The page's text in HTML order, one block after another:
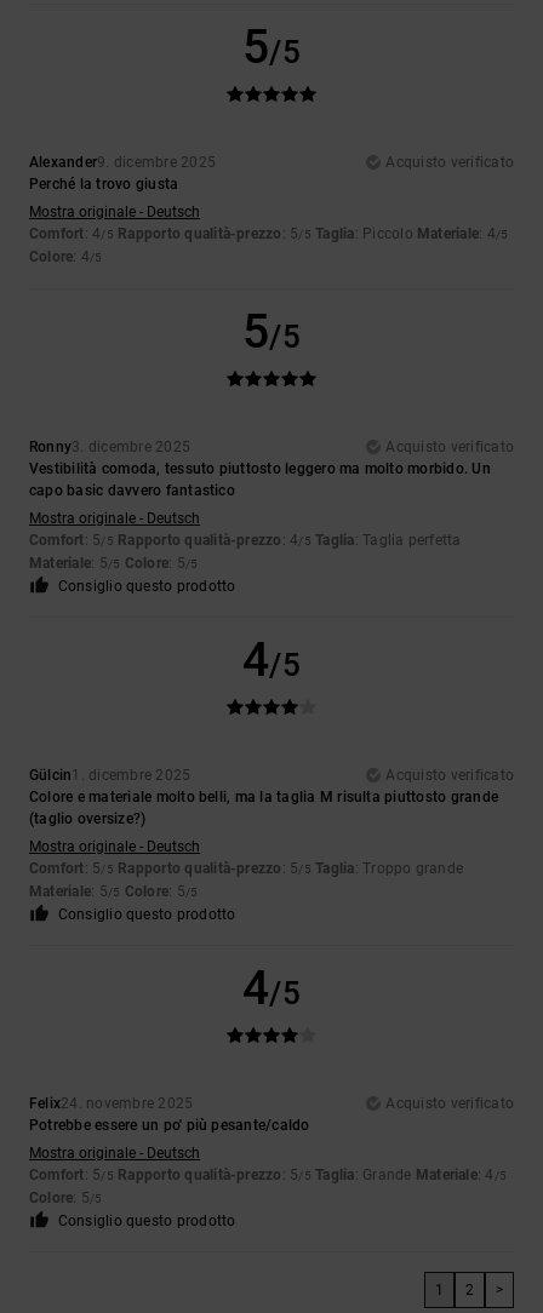
5/5
Alexander9. dicembre 2025
Acquisto verificato
Perché la trovo giusta
Mostra originale - Deutsch
Comfort: 4/5 Rapporto qualità-prezzo : 5/5 Taglia: Piccolo Materiale: 4/5
Colore: 4/5
5/5
Ronny3. dicembre 2025
Acquisto verificato
Vestibilità comoda, tessuto piuttosto leggero ma molto morbido. Un
capo basic davvero fantastico
Mostra originale - Deutsch
Comfort: 5/5 Rapporto qualità-prezzo : 4/5 Taglia: Taglia perfetta
Materiale: 5/5 Colore: 5/5
Consiglio questo prodotto
4/5
Gülcin1. dicembre 2025
Acquisto verificato
Colore e materiale molto belli, ma la taglia M risulta piuttosto grande
(taglio oversize?)
Mostra originale - Deutsch
Comfort: 5/5 Rapporto qualità-prezzo : 5/5 Taglia: Troppo grande
Materiale: 5/5 Colore: 5/5
Consiglio questo prodotto
4/5
Felix24. novembre 2025
Acquisto verificato
Potrebbe essere un po' più pesante/caldo
Mostra originale - Deutsch
Comfort: 5/5 Rapporto qualità-prezzo : 5/5 Taglia: Grande Materiale: 4 /5
Colore: 5/5
Consiglio questo prodotto
1 2 >